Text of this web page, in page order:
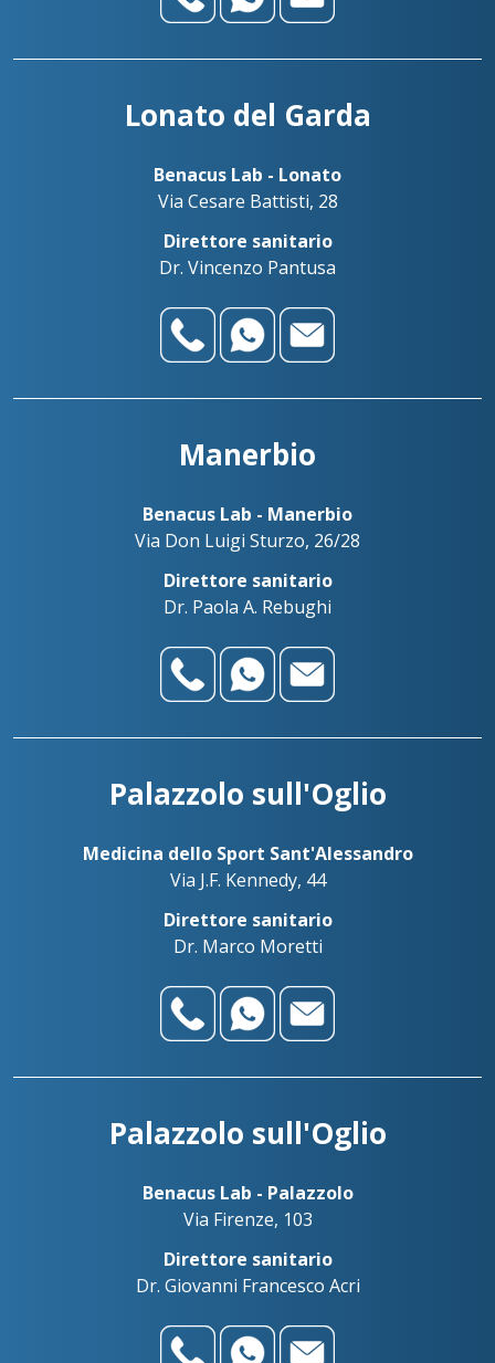
Lonato del Garda
Benacus Lab - Lonato
Via Cesare Battisti, 28
Direttore sanitario
Dr. Vincenzo Pantusa
Manerbio
Benacus Lab - Manerbio
Via Don Luigi Sturzo, 26/28
Direttore sanitario
Dr. Paola A. Rebughi
Palazzolo sull'Oglio
Medicina dello Sport Sant'Alessandro
Via J.F. Kennedy, 44
Direttore sanitario
Dr. Marco Moretti
Palazzolo sull'Oglio
Benacus Lab - Palazzolo
Via Firenze, 103
Direttore sanitario
Dr. Giovanni Francesco Acri